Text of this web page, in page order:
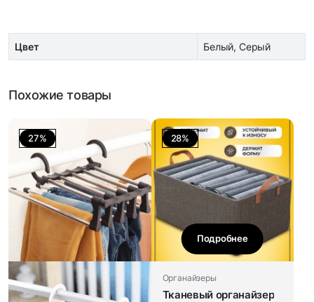
Цвет Белый, Серый
Похожие товары
27% 28%
Подробнее
Органайзеры
Тканевый органайзер